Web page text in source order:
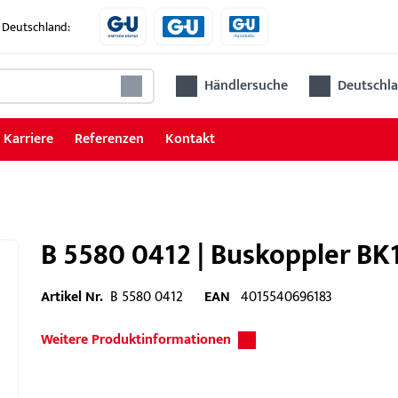
Händlersuche
Karriere Referenzen Kontakt
B 5580 0412 | Buskoppler
Artikel Nr. B 5580 0412 EAN 4015540696183
Weitere Produktinformationen